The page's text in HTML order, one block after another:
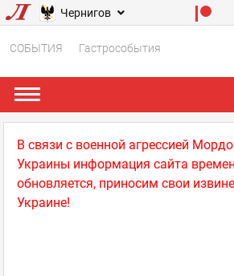
Чернигов
СОБЫТИЯ Гастрособытия
В связи с военной агрессией
Украины информация сайта
обновляется, приносим свои
Украине!